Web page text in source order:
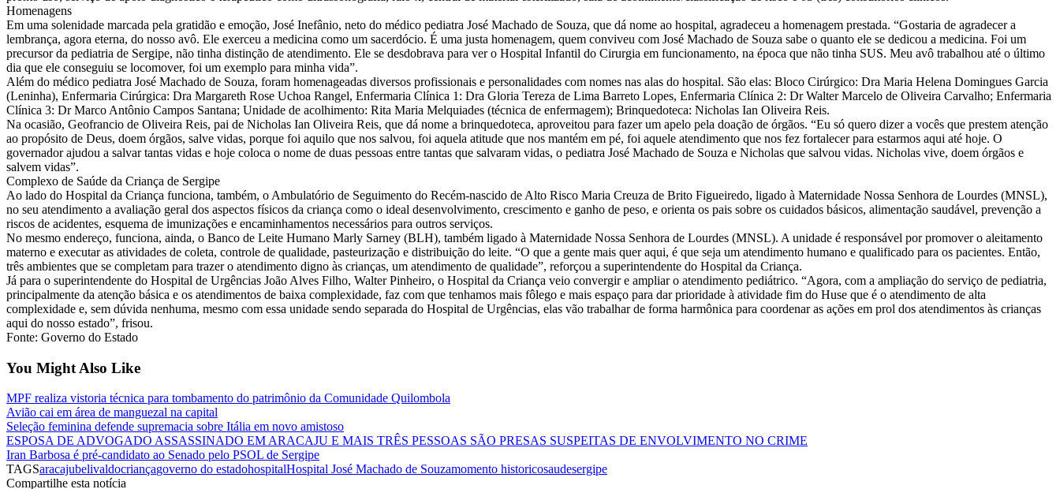
Homenagens
Em uma solenidade marcada pela gratidão e emoção, José Inefânio, neto do médico pediatra José Machado de Souza, que dá nome ao hospital, agradeceu a homenagem prestada. “Gostaria de agradecer a
lembrança, agora eterna, do nosso avô. Ele exerceu a medicina como um sacerdócio. É uma justa homenagem, quem conviveu com José Machado de Souza sabe o quanto ele se dedicou a medicina. Foi um
precursor da pediatria de Sergipe, não tinha distinção de atendimento. Ele se desdobrava para ver o Hospital Infantil do Cirurgia em funcionamento, na época que não tinha SUS. Meu avô trabalhou até o último
dia que ele conseguiu se locomover, foi um exemplo para minha vida”.
Além do médico pediatra José Machado de Souza, foram homenageadas diversos profissionais e personalidades com nomes nas alas do hospital. São elas: Bloco Cirúrgico: Dra Maria Helena Domingues Garcia
(Leninha), Enfermaria Cirúrgica: Dra Margareth Rose Uchoa Rangel, Enfermaria Clínica 1: Dra Gloria Tereza de Lima Barreto Lopes, Enfermaria Clínica 2: Dr Walter Marcelo de Oliveira Carvalho; Enfermaria
Clínica 3: Dr Marco Antônio Campos Santana; Unidade de acolhimento: Rita Maria Melquiades (técnica de enfermagem); Brinquedoteca: Nicholas Ian Oliveira Reis.
Na ocasião, Geofrancio de Oliveira Reis, pai de Nicholas Ian Oliveira Reis, que dá nome a brinquedoteca, aproveitou para fazer um apelo pela doação de órgãos. “Eu só quero dizer a vocês que prestem atenção
ao propósito de Deus, doem órgãos, salve vidas, porque foi aquilo que nos salvou, foi aquela atitude que nos mantém em pé, foi aquele atendimento que nos fez fortalecer para estarmos aqui até hoje. O
governador ajudou a salvar tantas vidas e hoje coloca o nome de duas pessoas entre tantas que salvaram vidas, o pediatra José Machado de Souza e Nicholas que salvou vidas. Nicholas vive, doem órgãos e
salvem vidas”.
Complexo de Saúde da Criança de Sergipe
Ao lado do Hospital da Criança funciona, também, o Ambulatório de Seguimento do Recém-nascido de Alto Risco Maria Creuza de Brito Figueiredo, ligado à Maternidade Nossa Senhora de Lourdes (MNSL),
no seu atendimento a avaliação geral dos aspectos físicos da criança como o ideal desenvolvimento, crescimento e ganho de peso, e orienta os pais sobre os cuidados básicos, alimentação saudável, prevenção a
riscos de acidentes, esquema de imunizações e encaminhamentos necessários para outros serviços.
No mesmo endereço, funciona, ainda, o Banco de Leite Humano Marly Sarney (BLH), também ligado à Maternidade Nossa Senhora de Lourdes (MNSL). A unidade é responsável por promover o aleitamento
materno e executar as atividades de coleta, controle de qualidade, pasteurização e distribuição do leite. “O que a gente mais quer aqui, é que seja um atendimento humano e qualificado para os pacientes. Então,
três ambientes que se completam para trazer o atendimento digno às crianças, um atendimento de qualidade”, reforçou a superintendente do Hospital da Criança.
Já para o superintendente do Hospital de Urgências João Alves Filho, Walter Pinheiro, o Hospital da Criança veio convergir e ampliar o atendimento pediátrico. “Agora, com a ampliação do serviço de pediatria,
principalmente da atenção básica e os atendimentos de baixa complexidade, faz com que tenhamos mais fôlego e mais espaço para dar prioridade à atividade fim do Huse que é o atendimento de alta
complexidade e, sem dúvida nenhuma, mesmo com essa unidade sendo separada do Hospital de Urgências, elas vão trabalhar de forma harmônica para coordenar as ações em prol dos atendimentos às crianças
aqui do nosso estado”, frisou.
Fonte: Governo do Estado
You Might Also Like
MPF realiza vistoria técnica para tombamento do patrimônio da Comunidade Quilombola
Avião cai em área de manguezal na capital
Seleção feminina defende supremacia sobre Itália em novo amistoso
ESPOSA DE ADVOGADO ASSASSINADO EM ARACAJU E MAIS TRÊS PESSOAS SÃO PRESAS SUSPEITAS DE ENVOLVIMENTO NO CRIME
Iran Barbosa é pré-candidato ao Senado pelo PSOL de Sergipe
TAGSaracajubelivaldocriançagoverno do estadohospitalHospital José Machado de Souzamomento historicosaudesergipe
Compartilhe esta notícia